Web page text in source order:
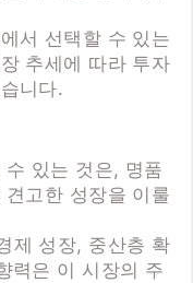
서 선택할 수 있는
추세에 따라 투자
니다.
있는 것은, 명품
고한 성장을 이룰
제 성장, 중산층 확
력은 이 시장의 주